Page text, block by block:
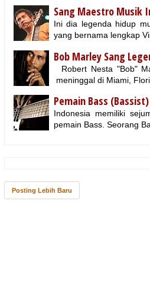
Sang Maestro Musik
Ini dia legenda hidup
yang bernama lengkap
Bob Marley Sang
Robert Nesta "Bob"
meninggal di Miami,
Pemain Bass
Indonesia memiliki
pemain Bass. Seorang
Posting Lebih Baru